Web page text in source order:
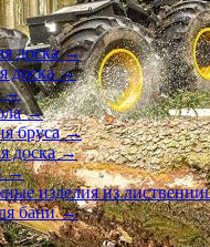
доска →
доска →
→
→
бруса →
доска →
→
изделия из
бани →